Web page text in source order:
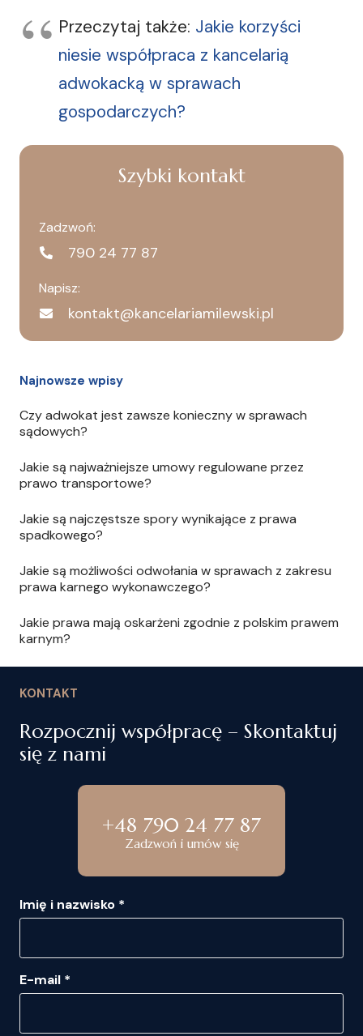
Przeczytaj także: Jakie korzyści
niesie współpraca z kancelarią
adwokacką w sprawach
gospodarczych?
Szybki kontakt
Zadzwoń:
790 24 77 87
Napisz:
kontakt@kancelariamilewski.pl
Najnowsze wpisy
Czy adwokat jest zawsze konieczny w sprawach
sądowych?
Jakie są najważniejsze umowy regulowane przez
prawo transportowe?
Jakie są najczęstsze spory wynikające z prawa
spadkowego?
Jakie są możliwości odwołania w sprawach z zakresu
prawa karnego wykonawczego?
Jakie prawa mają oskarżeni zgodnie z polskim prawem
karnym?
KONTAKT
Rozpocznij współpracę – Skontaktuj
się z nami
+48 790 24 77 87
Zadzwoń i umów się
Imię i nazwisko *
E-mail *